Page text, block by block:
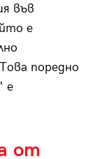
във
е
поредно
е
от